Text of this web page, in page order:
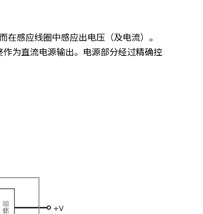
感应线圈中感应出电压（及电流）。
为直流电源输出。电源部分经过精确控